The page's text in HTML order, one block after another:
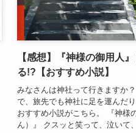
【感想】『神様の御用人
る!?【おすすめ小説】
みなさんは神社って行きますか
で、旅先でも神社に足を運んだ
おすすめ小説がこちら。 『神様
ん）』 クスッと笑って、泣いて